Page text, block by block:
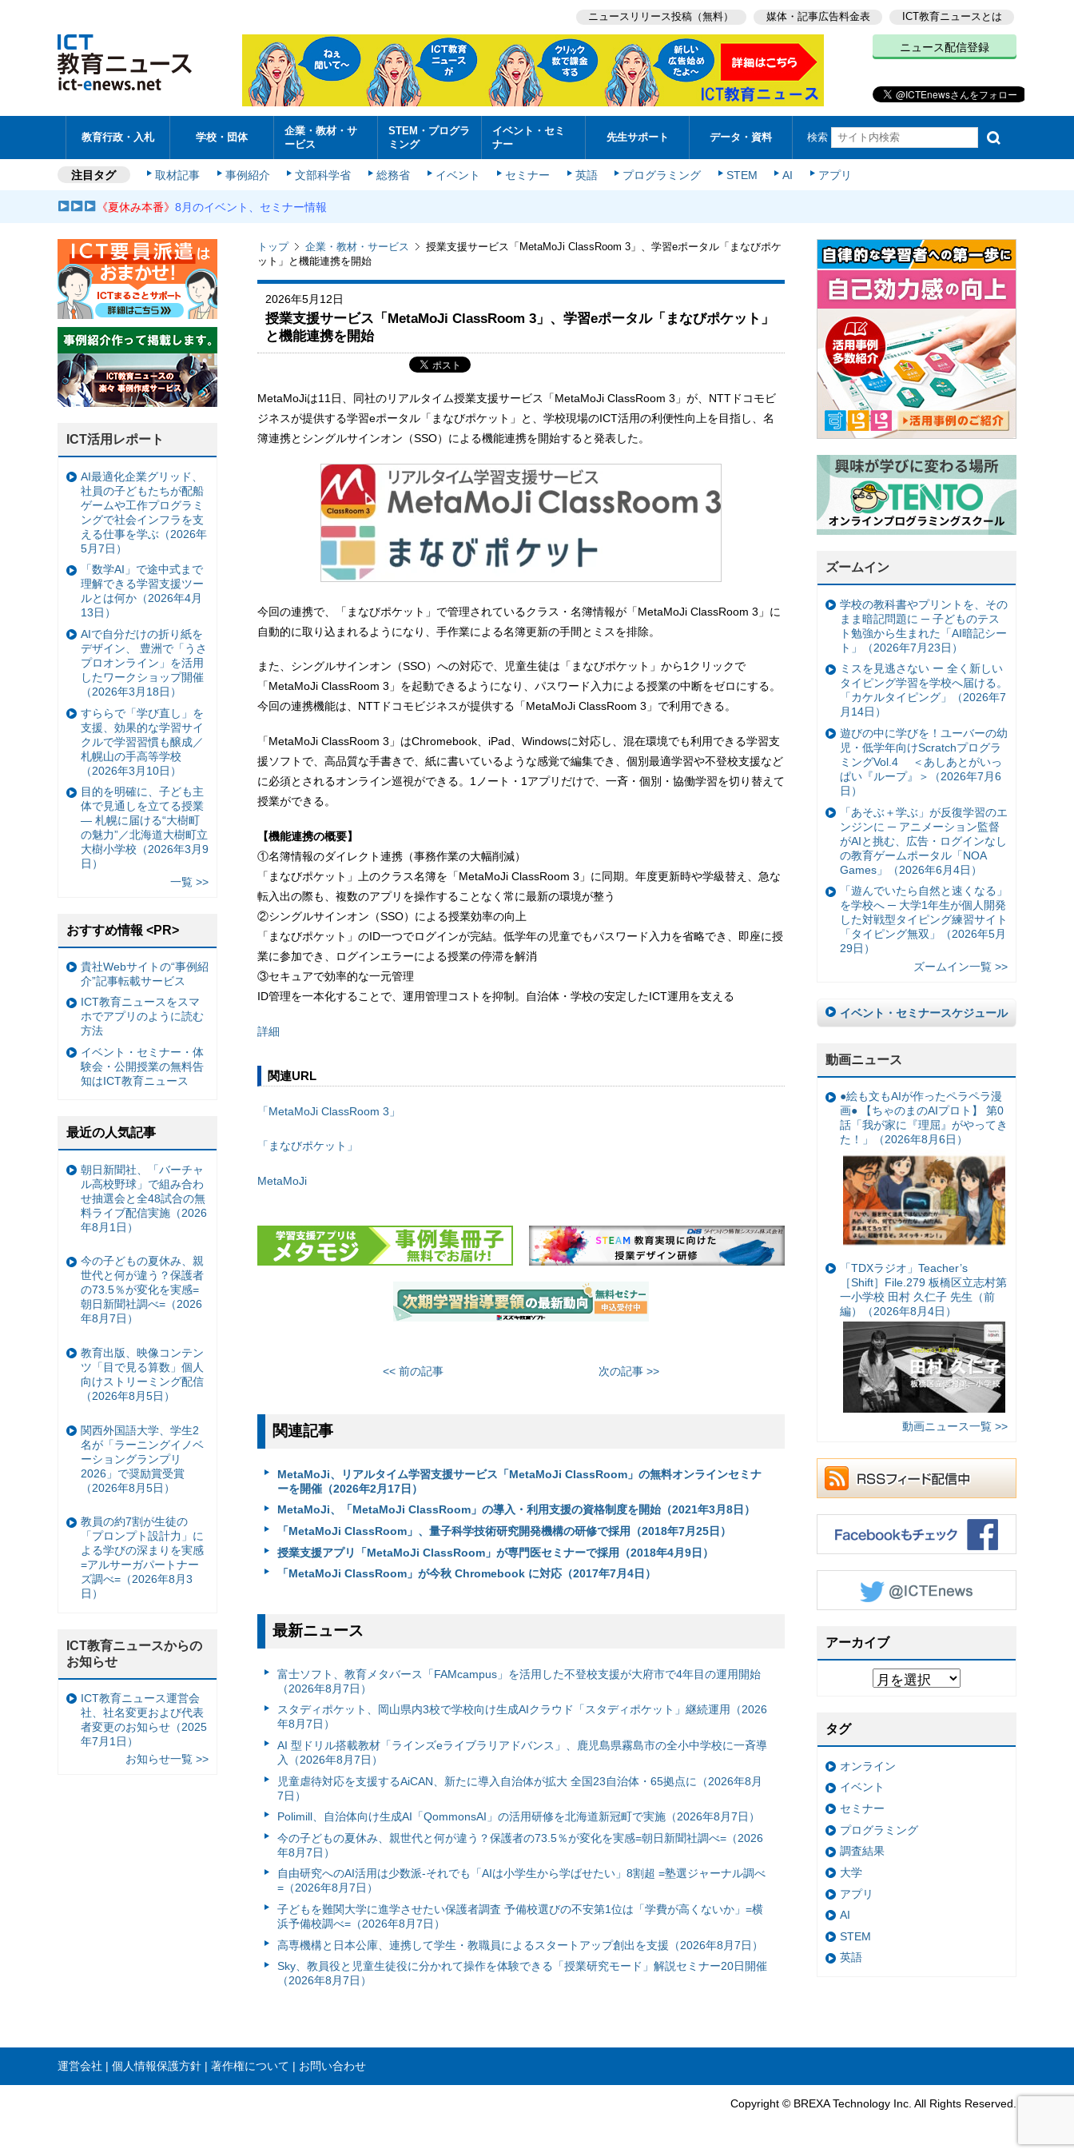
ニュースリリース投稿（無料） 媒体・記事広告料金表 ICT教育ニュースとは
ニュース配信登録
教育行政・入札 学校・団体
企業・教材・サ
ービス
STEM・プログラ
ミング
イベント・セミ
ナー
先生サポート データ・資料 検索
注目タグ 取材記事 事例紹介 文部科学省 総務省 イベント セミナー 英語 プログラミング STEM AI アプリ
《夏休み本番》8月のイベント、セミナー情報
トップ 企業・教材・サービス
授業支援サービス「MetaMoJi ClassRoom 3」、学習eポータル「まなびポケ
ット」と機能連携を開始
2026年5月12日
授業支援サービス「MetaMoJi ClassRoom 3」、学習eポータル「まなびポケット」
と機能連携を開始
MetaMoJiは11日、同社のリアルタイム授業支援サービス「MetaMoJi ClassRoom 3」が、NTTドコモビ
ジネスが提供する学習eポータル「まなびポケット」と、学校現場のICT活用の利便性向上を目指し、名
簿連携とシングルサインオン（SSO）による機能連携を開始すると発表した。
今回の連携で、「まなびポケット」で管理されているクラス・名簿情報が「MetaMoJi ClassRoom 3」に
自動的に取り込まれるようになり、手作業による名簿更新の手間とミスを排除。
また、シングルサインオン（SSO）への対応で、児童生徒は「まなびポケット」から1クリックで
「MetaMoJi ClassRoom 3」を起動できるようになり、パスワード入力による授業の中断をゼロにする。
今回の連携機能は、NTTドコモビジネスが提供する「MetaMoJi ClassRoom 3」で利用できる。
「MetaMoJi ClassRoom 3」はChromebook、iPad、Windowsに対応し、混在環境でも利用できる学習支
援ソフトで、高品質な手書きで、紙に書いているような感覚で編集でき、個別最適学習や不登校支援など
に必須とされるオンライン巡視ができる。1ノート・1アプリだけで、一斉・個別・協働学習を切り替えて
授業ができる。
【機能連携の概要】
①名簿情報のダイレクト連携（事務作業の大幅削減）
「まなびポケット」上のクラス名簿を「MetaMoJi ClassRoom 3」に同期。年度更新時や学級替え、急な
転入出の際も、複数のアプリを操作することなく常に最新の環境が整う
②シングルサインオン（SSO）による授業効率の向上
「まなびポケット」のID一つでログインが完結。低学年の児童でもパスワード入力を省略でき、即座に授
業に参加でき、ログインエラーによる授業の停滞を解消
③セキュアで効率的な一元管理
ID管理を一本化することで、運用管理コストを抑制。自治体・学校の安定したICT運用を支える
詳細
関連URL
「MetaMoJi ClassRoom 3」
「まなびポケット」
MetaMoJi
<< 前の記事 次の記事 >>
関連記事
MetaMoJi、リアルタイム学習支援サービス「MetaMoJi ClassRoom」の無料オンラインセミナ
ーを開催（2026年2月17日）
MetaMoJi、「MetaMoJi ClassRoom」の導入・利用支援の資格制度を開始（2021年3月8日）
「MetaMoJi ClassRoom」、量子科学技術研究開発機構の研修で採用（2018年7月25日）
授業支援アプリ「MetaMoJi ClassRoom」が専門医セミナーで採用（2018年4月9日）
「MetaMoJi ClassRoom」が今秋 Chromebook に対応（2017年7月4日）
最新ニュース
富⼠ソフト、教育メタバース「FAMcampus」を活用した不登校支援が大府市で4年目の運用開始
（2026年8月7日）
スタディポケット、岡山県内3校で学校向け生成AIクラウド「スタディポケット」継続運用（2026
年8月7日）
AI 型ドリル搭載教材「ラインズeライブラリアドバンス」、鹿児島県霧島市の全小中学校に一斉導
入（2026年8月7日）
児童虐待対応を支援するAiCAN、新たに導入自治体が拡大 全国23自治体・65拠点に（2026年8月
7日）
Polimill、自治体向け生成AI「QommonsAI」の活用研修を北海道新冠町で実施（2026年8月7日）
今の子どもの夏休み、親世代と何が違う？保護者の73.5％が変化を実感=朝日新聞社調べ=（2026
年8月7日）
自由研究へのAI活用は少数派-それでも「AIは小学生から学ばせたい」8割超 =塾選ジャーナル調べ
=（2026年8月7日）
子どもを難関大学に進学させたい保護者調査 予備校選びの不安第1位は「学費が高くないか」=横
浜予備校調べ=（2026年8月7日）
高専機構と日本公庫、連携して学生・教職員によるスタートアップ創出を支援（2026年8月7日）
Sky、教員役と児童生徒役に分かれて操作を体験できる「授業研究モード」解説セミナー20日開催
（2026年8月7日）
ズームイン
学校の教科書やプリントを、その
まま暗記問題に ─ 子どものテス
ト勉強から生まれた「AI暗記シー
ト」（2026年7月23日）
ミスを見逃さない ー 全く新しい
タイピング学習を学校へ届ける。
「カケルタイピング」（2026年7
月14日）
遊びの中に学びを！ユーバーの幼
児・低学年向けScratchプログラ
ミングVol.4 ＜あしあとがいっ
ぱい『ループ』＞（2026年7月6
日）
「あそぶ＋学ぶ」が反復学習のエ
ンジンに ─ アニメーション監督
がAIと挑む、広告・ログインなし
の教育ゲームポータル「NOA
Games」（2026年6月4日）
「遊んでいたら自然と速くなる」
を学校へ ─ 大学1年生が個人開発
した対戦型タイピング練習サイト
「タイピング無双」（2026年5月
29日）
ズームイン一覧 >>
イベント・セミナースケジュール
動画ニュース
●絵も文もAIが作ったペラペラ漫
画● 【ちゃのまのAIプロト】 第0
話「我が家に『理屈』がやってき
た！」（2026年8月6日）
「TDXラジオ」Teacher’s
［Shift］File.279 板橋区立志村第
一小学校 田村 久仁子 先生（前
編）（2026年8月4日）
動画ニュース一覧 >>
アーカイブ
タグ
オンライン
イベント
セミナー
プログラミング
調査結果
大学
アプリ
AI
STEM
英語
ICT活用レポート
AI最適化企業グリッド、
社員の子どもたちが配船
ゲームや工作プログラミ
ングで社会インフラを支
える仕事を学ぶ（2026年
5月7日）
「数学AI」で途中式まで
理解できる学習支援ツー
ルとは何か（2026年4月
13日）
AIで自分だけの折り紙を
デザイン、 豊洲で「うさ
プロオンライン」を活用
したワークショップ開催
（2026年3月18日）
すららで「学び直し」を
支援、効果的な学習サイ
クルで学習習慣も醸成／
札幌山の手高等学校
（2026年3月10日）
目的を明確に、子ども主
体で見通しを立てる授業
— 札幌に届ける“大樹町
の魅力”／北海道大樹町立
大樹小学校（2026年3月9
日）
一覧 >>
おすすめ情報 <PR>
貴社Webサイトの“事例紹
介”記事転載サービス
ICT教育ニュースをスマ
ホでアプリのように読む
方法
イベント・セミナー・体
験会・公開授業の無料告
知はICT教育ニュース
最近の人気記事
朝日新聞社、「バーチャ
ル高校野球」で組み合わ
せ抽選会と全48試合の無
料ライブ配信実施（2026
年8月1日）
今の子どもの夏休み、親
世代と何が違う？保護者
の73.5％が変化を実感=
朝日新聞社調べ=（2026
年8月7日）
教育出版、映像コンテン
ツ「目で見る算数」個人
向けストリーミング配信
（2026年8月5日）
関西外国語大学、学生2
名が「ラーニングイノベ
ーショングランプリ
2026」で奨励賞受賞
（2026年8月5日）
教員の約7割が生徒の
「プロンプト設計力」に
よる学びの深まりを実感
=アルサーガパートナー
ズ調べ=（2026年8月3
日）
ICT教育ニュースからの
お知らせ
ICT教育ニュース運営会
社、社名変更および代表
者変更のお知らせ（2025
年7月1日）
お知らせ一覧 >>
運営会社 個人情報保護方針 著作権について お問い合わせ
Copyright © BREXA Technology Inc. All Rights Reserved.